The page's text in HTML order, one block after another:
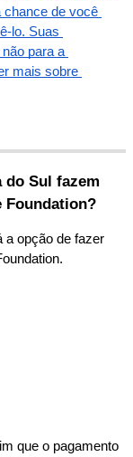
chance de você
ê-lo. Suas
não para a
mais sobre
do Sul fazem
Foundation?
a opção de fazer
.
que o pagamento